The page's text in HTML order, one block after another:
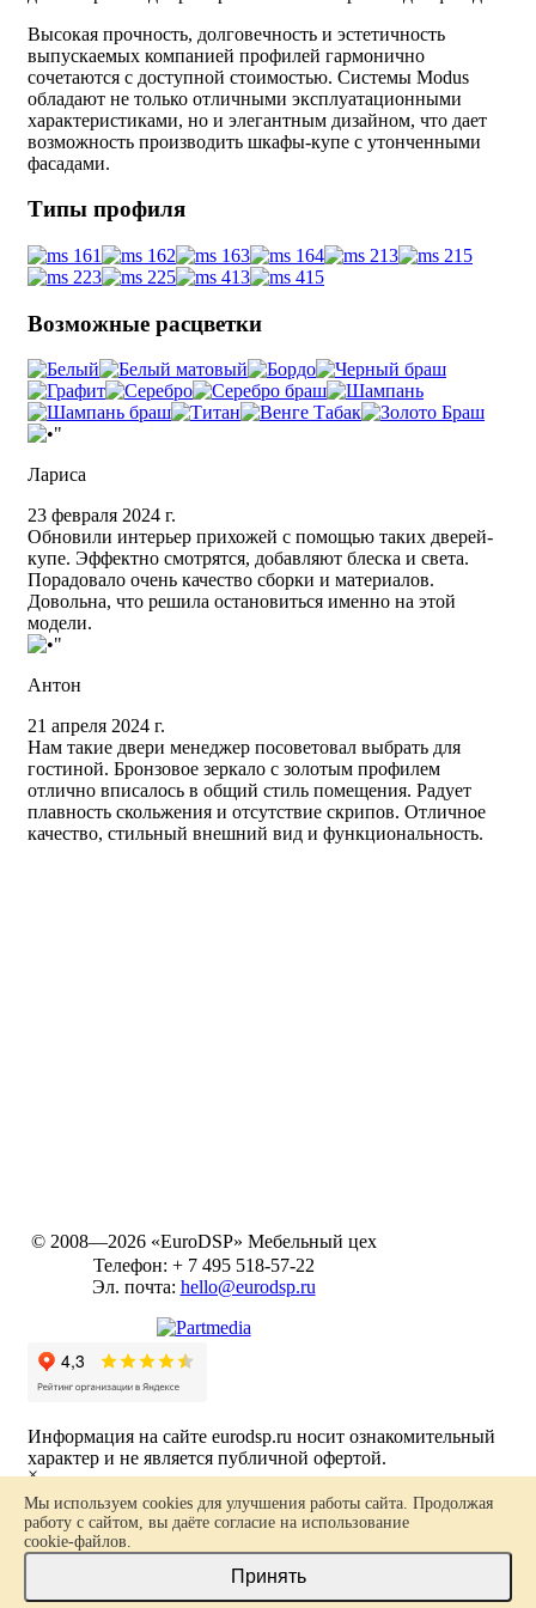
Высокая прочность, долговечность и эстетичность
выпускаемых компанией профилей гармонично
сочетаются с доступной стоимостью. Системы Modus
обладают не только отличными эксплуатационными
характеристиками, но и элегантным дизайном, что дает
возможность производить шкафы-купе с утонченными
фасадами.
Типы профиля
Возможные расцветки
Лариса
23 февраля 2024 г.
Обновили интерьер прихожей с помощью таких дверей-
купе. Эффектно смотрятся, добавляют блеска и света.
Порадовало очень качество сборки и материалов.
Довольна, что решила остановиться именно на этой
модели.
Антон
21 апреля 2024 г.
Нам такие двери менеджер посоветовал выбрать для
гостиной. Бронзовое зеркало с золотым профилем
отлично вписалось в общий стиль помещения. Радует
плавность скольжения и отсутствие скрипов. Отличное
качество, стильный внешний вид и функциональность.
© 2008—2026 «EuroDSP» Мебельный цех
Телефон: + 7 495 518-57-22
Эл. почта: hello@eurodsp.ru
Информация на сайте eurodsp.ru носит ознакомительный
характер и не является публичной офертой.
Политика в отношении обработки персональных данных
Карта сайта
×
Ваш заказ
Мы используем cookies для улучшения работы сайта. Продолжая
работу с сайтом, вы даёте согласие на использование
cookie-файлов.
Принять